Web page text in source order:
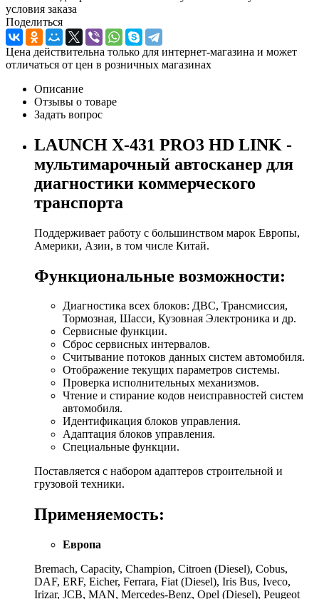
условия заказа
Поделиться
Цена действительна только для интернет-магазина и может
отличаться от цен в розничных магазинах
Описание
Отзывы о товаре
Задать вопрос
LAUNCH X-431 PRO3 HD LINK -
мультимарочный автосканер для
диагностики коммерческого
транспорта
Поддерживает работу с большинством марок Европы,
Америки, Азии, в том числе Китай.
Функциональные возможности:
Диагностика всех блоков: ДВС, Трансмиссия,
Тормозная, Шасси, Кузовная Электроника и др.
Сервисные функции.
Сброс сервисных интервалов.
Считывание потоков данных систем автомобиля.
Отображение текущих параметров системы.
Проверка исполнительных механизмов.
Чтение и стирание кодов неисправностей систем
автомобиля.
Идентификация блоков управления.
Адаптация блоков управления.
Специальные функции.
Поставляется с набором адаптеров строительной и
грузовой техники.
Применяемость:
Европа
Bremach, Capacity, Champion, Citroen (Diesel), Cobus,
DAF, ERF, Eicher, Ferrara, Fiat (Diesel), Iris Bus, Iveco,
Irizar, JCB, MAN, Mercedes-Benz, Opel (Diesel), Peugeot